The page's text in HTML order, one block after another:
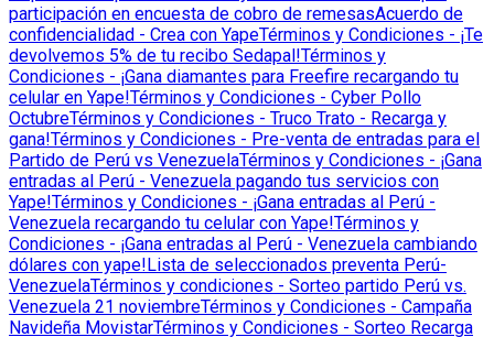
participación en encuesta de cobro de remesasAcuerdo de
confidencialidad - Crea con YapeTérminos y Condiciones - ¡Te
devolvemos 5% de tu recibo Sedapal!Términos y
Condiciones - ¡Gana diamantes para Freefire recargando tu
celular en Yape!Términos y Condiciones - Cyber Pollo
OctubreTérminos y Condiciones - Truco Trato - Recarga y
gana!Términos y Condiciones - Pre-venta de entradas para el
Partido de Perú vs VenezuelaTérminos y Condiciones - ¡Gana
entradas al Perú - Venezuela pagando tus servicios con
Yape!Términos y Condiciones - ¡Gana entradas al Perú -
Venezuela recargando tu celular con Yape!Términos y
Condiciones - ¡Gana entradas al Perú - Venezuela cambiando
dólares con yape!Lista de seleccionados preventa Perú-
VenezuelaTérminos y condiciones - Sorteo partido Perú vs.
Venezuela 21 noviembreTérminos y Condiciones - Campaña
Navideña MovistarTérminos y Condiciones - Sorteo Recarga